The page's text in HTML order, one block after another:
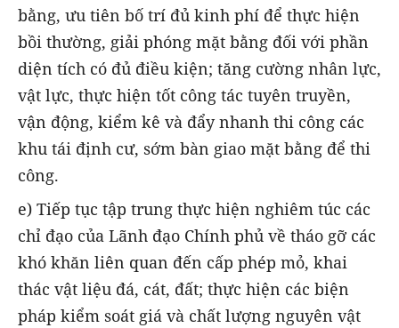
bằng, ưu tiên bố trí đủ kinh phí để thực hiện
bồi thường, giải phóng mặt bằng đối với phần
diện tích có đủ điều kiện; tăng cường nhân lực,
vật lực, thực hiện tốt công tác tuyên truyền,
vận động, kiểm kê và đẩy nhanh thi công các
khu tái định cư, sớm bàn giao mặt bằng để thi
công.
e) Tiếp tục tập trung thực hiện nghiêm túc các
chỉ đạo của Lãnh đạo Chính phủ về tháo gỡ các
khó khăn liên quan đến cấp phép mỏ, khai
thác vật liệu đá, cát, đất; thực hiện các biện
pháp kiểm soát giá và chất lượng nguyên vật